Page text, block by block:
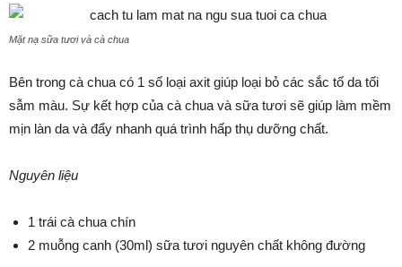
Mặt nạ sữa tươi và cà chua
Bên trong cà chua có 1 số loại axit giúp loại bỏ các sắc tố da tối
sẫm màu. Sự kết hợp của cà chua và sữa tươi sẽ giúp làm mềm
mịn làn da và đẩy nhanh quá trình hấp thụ dưỡng chất.
Nguyên liệu
1 trái cà chua chín
2 muỗng canh (30ml) sữa tươi nguyên chất không đường